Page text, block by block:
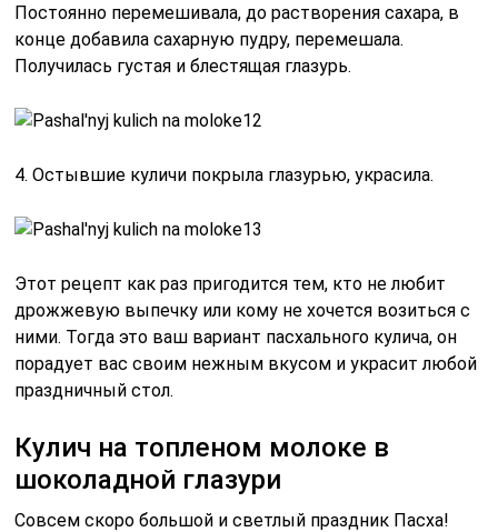
Постоянно перемешивала, до растворения сахара, в
конце добавила сахарную пудру, перемешала.
Получилась густая и блестящая глазурь.
4. Остывшие куличи покрыла глазурью, украсила.
Этот рецепт как раз пригодится тем, кто не любит
дрожжевую выпечку или кому не хочется возиться с
ними. Тогда это ваш вариант пасхального кулича, он
порадует вас своим нежным вкусом и украсит любой
праздничный стол.
Кулич на топленом молоке в
шоколадной глазури
Совсем скоро большой и светлый праздник Пасха!